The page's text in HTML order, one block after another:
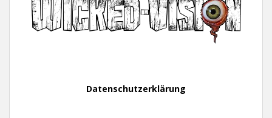
Datenschutzerklärung